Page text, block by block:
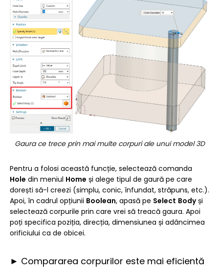
Gaura ce trece prin mai multe corpuri ale unui model 3D
Pentru a folosi această funcție, selectează comanda
Hole din meniul Home și alege tipul de gaură pe care
dorești să-l creezi (simplu, conic, înfundat, străpuns, etc.).
Apoi, în cadrul opțiunii Boolean, apasă pe Select Bodyși
selectează corpurile prin care vrei să treacă gaura. Apoi
poți specifica poziția, direcția, dimensiunea și adâncimea
orificiului ca de obicei.
► Compararea corpurilor este mai eficientă